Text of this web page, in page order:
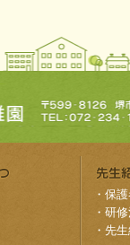
・ 保
・ 研
・ 先